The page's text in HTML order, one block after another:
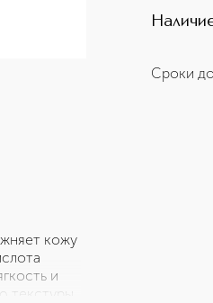
Сроки
кожу
и